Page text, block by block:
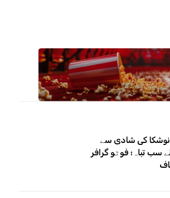
انوشکا کی شادی سے
سب تباہ؛ فوٹو گرافر